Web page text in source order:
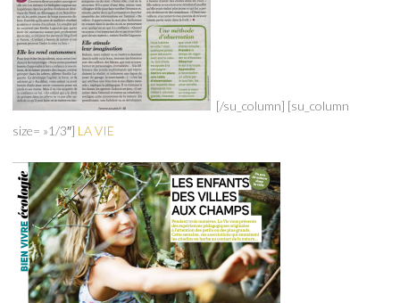
[/su_column] [su_column
size= »1/3″] LA VIE